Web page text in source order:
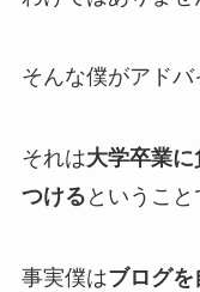
そんな僕がアド
それは大学卒業
つける ということ
事実僕はブログ